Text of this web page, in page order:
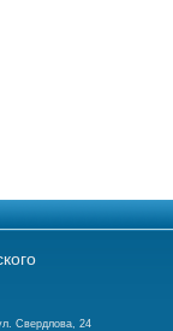
Свердлова, 24